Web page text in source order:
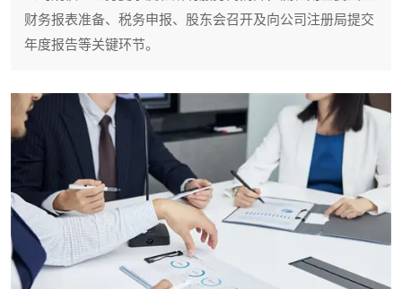
财务报表准备、税务申报、股东会召开及向公司注册局提交
年度报告等关键环节。